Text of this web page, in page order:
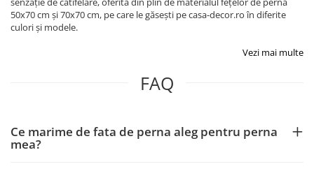
50x70 cm și 70x70 cm, pe care le găsești pe casa-decor.ro în diferite
culori și modele.
Vezi mai multe
FAQ
Ce marime de fata de perna aleg pentru perna
mea?